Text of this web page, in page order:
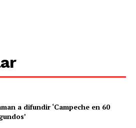
a difundir ‘Campeche en 60